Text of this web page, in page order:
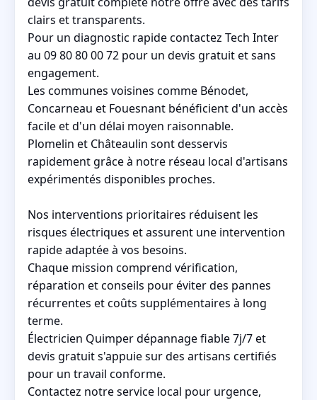
clairs et transparents.
Pour un diagnostic rapide contactez Tech Inter
au 09 80 80 00 72 pour un devis gratuit et sans
engagement.
Les communes voisines comme Bénodet,
Concarneau et Fouesnant bénéficient d'un accès
facile et d'un délai moyen raisonnable.
Plomelin et Châteaulin sont desservis
rapidement grâce à notre réseau local d'artisans
expérimentés disponibles proches.
Nos interventions prioritaires réduisent les
risques électriques et assurent une intervention
rapide adaptée à vos besoins.
Chaque mission comprend vérification,
réparation et conseils pour éviter des pannes
récurrentes et coûts supplémentaires à long
terme.
Électricien Quimper dépannage fiable 7j/7 et
devis gratuit s'appuie sur des artisans certifiés
pour un travail conforme.
Contactez notre service local pour urgence,